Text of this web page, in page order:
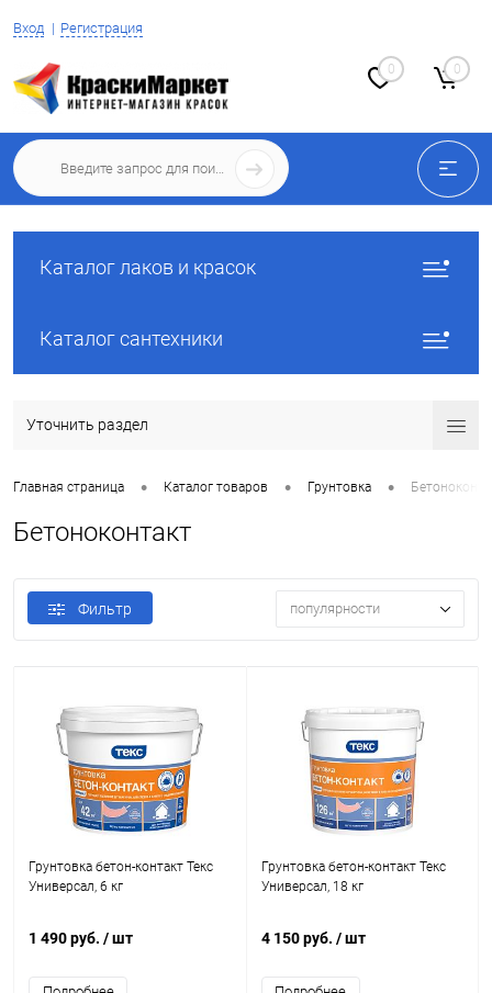
Вход Регистрация
0 0
Каталог лаков и красок
Каталог сантехники
Уточнить раздел
Главная страница • Каталог товаров • Грунтовка •
Бетоноконтакт
Фильтр популярности
Грунтовка бетон-контакт Текс
Универсал, 6 кг
1 490 руб. / шт
Грунтовка бетон-контакт Текс
Универсал, 18 кг
4 150 руб. / шт